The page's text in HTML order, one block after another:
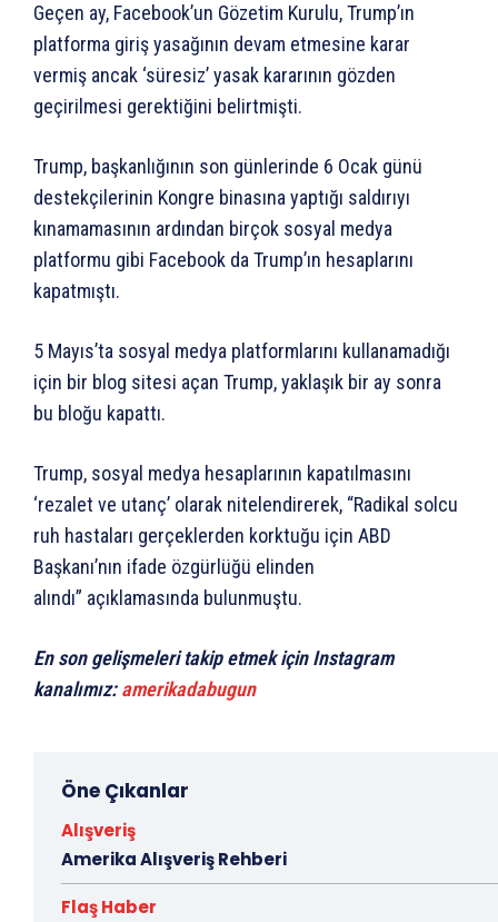
​Geçen ay, Facebook’un Gözetim Kurulu, Trump’ın
platforma giriş yasağının devam etmesine karar
vermiş ancak ‘süresiz’ yasak kararının gözden
geçirilmesi gerektiğini belirtmişti.
Trump, başkanlığının son günlerinde 6 Ocak günü
destekçilerinin Kongre binasına yaptığı saldırıyı
kınamamasının ardından birçok sosyal medya
platformu gibi Facebook da Trump’ın hesaplarını
kapatmıştı.
5 Mayıs’ta sosyal medya platformlarını kullanamadığı
için bir blog sitesi açan Trump, yaklaşık bir ay sonra
bu bloğu kapattı.
Trump, sosyal medya hesaplarının kapatılmasını
‘rezalet ve utanç’ olarak nitelendirerek, “Radikal solcu
ruh hastaları gerçeklerden korktuğu için ABD
Başkanı’nın ifade özgürlüğü elinden
alındı” açıklamasında bulunmuştu.
En son gelişmeleri takip etmek için Instagram
kanalımız:amerikadabugun
Öne Çıkanlar
Alışveriş
Amerika Alışveriş Rehberi
Flaş Haber